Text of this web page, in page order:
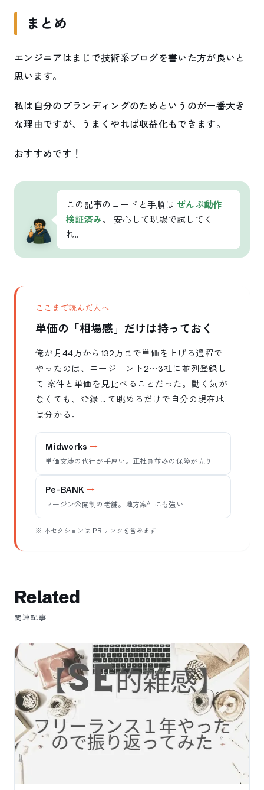
まとめ
エンジニアはまじで技術系ブログを書いた方が良いと
思います。
私は自分のブランディングのためというのが一番大き
な理由ですが、うまくやれば収益化もできます。
おすすめです！
この記事のコードと手順はぜんぶ動作
検証済み。 安心して現場で試してく
れ。
ここまで読んだ人へ
単価の「相場感」だけは持っておく
俺が月44万から132万まで単価を上げる過程で
やったのは、エージェント2〜3社に並列登録し
て 案件と単価を見比べることだった。動く気が
なくても、登録して眺めるだけで自分の現在地
は分かる。
Midworks
単価交渉の代行が手厚い。正社員並みの保障が売り
Pe-BANK
マージン公開制の老舗。地方案件にも強い
※ 本セクションは PR リンクを含みます
Related
関連記事